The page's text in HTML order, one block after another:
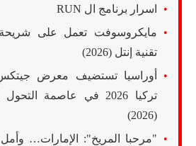
اسرار برنامج ال RUN
مايكروسوفت تعمل على
تقنية إنتل (2026)
أوراسيا تستضيف معرض جيتكس
تركيا 2026 في عاصمة
(2026)
"مرحبا المريخ": الإمارات…